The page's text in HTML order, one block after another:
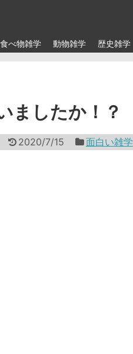
食べ物雑学 動物雑学 歴史雑学
ましたか！？
2020/7/15 面白い雑学